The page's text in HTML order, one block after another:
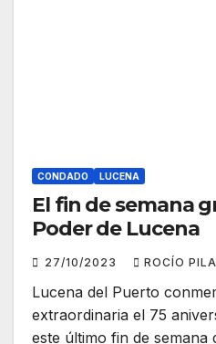
CONDADO LUCENA
El fin de semana
Poder de Lucena
27/10/2023 ROCÍO
Lucena del Puerto
extraordinaria el 75
este último fin de